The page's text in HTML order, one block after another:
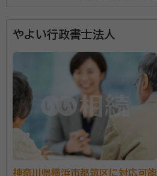
やよい行政書士法人
神奈川県横浜市都筑区に対応可能